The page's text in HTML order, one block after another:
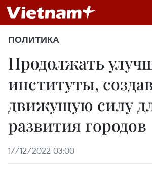
ПОЛИТИКА
Продолжать
институты,
движущую силу
развития городов
17/12/2022 03:00